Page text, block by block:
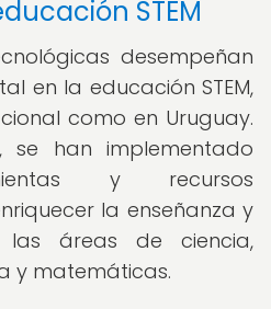
STEM
desempeñan
en la educación STEM,
como en Uruguay.
se han implementado
y recursos
la enseñanza y
áreas de ciencia,
y matemáticas.